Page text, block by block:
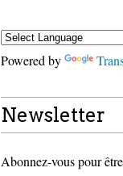
Powered by
Newsletter
Abonnez-vous pour